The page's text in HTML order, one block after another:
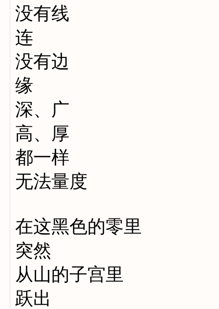
没有线
连
没有边
缘
深、广
高、厚
都一样
无法量度
在这黑色的零里
突然
从山的子宫里
跃出